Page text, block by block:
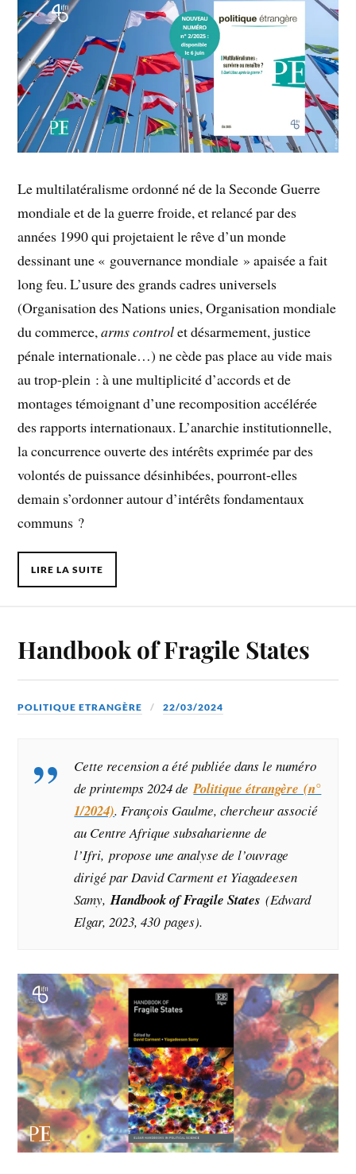
Le multilatéralisme ordonné né de la Seconde Guerre
mondiale et de la guerre froide, et relancé par des
années 1990 qui projetaient le rêve d’un monde
dessinant une « gouvernance mondiale » apaisée a fait
long feu. L’usure des grands cadres universels
(Organisation des Nations unies, Organisation mondiale
du commerce,arms controlet désarmement, justice
pénale internationale…) ne cède pas place au vide mais
au trop-plein : à une multiplicité d’accords et de
montages témoignant d’une recomposition accélérée
des rapports internationaux. L’anarchie institutionnelle,
la concurrence ouverte des intérêts exprimée par des
volontés de puissance désinhibées, pourront-elles
demain s’ordonner autour d’intérêts fondamentaux
communs ?
LIRE LA SUITE
Handbook of Fragile States
POLITIQUE ETRANGÈRE 22/03/2024
Cette recension a été publiée dans le numéro
de printemps 2024 dePolitique étrangère (n°
1/2024). François Gaulme, chercheur associé
au Centre Afrique subsaharienne de
l’Ifri, propose une analyse de l’ouvrage
dirigé par David Carment et Yiagadeesen
Samy, Handbook of Fragile States(Edward
Elgar, 2023, 430 pages).